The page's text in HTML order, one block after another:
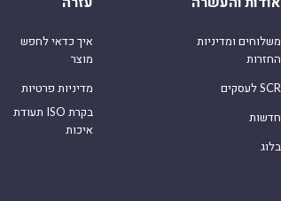
משלוחים ומדיניות
החזרות
לעסקים SCR
חדשות
בלוג
איך כדאי לחפש
מוצר
מדיניות פרטיות
תעודת ISO בקרת
איכות